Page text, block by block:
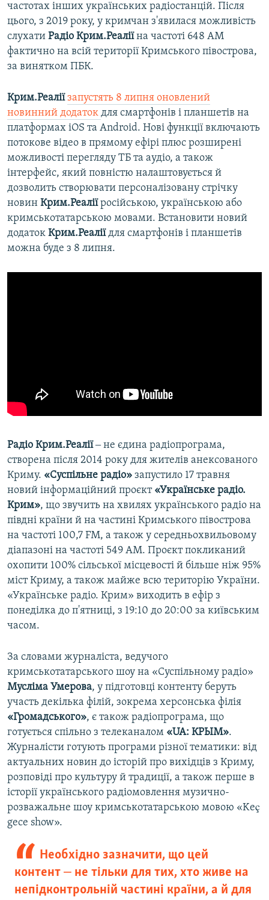
частотах інших українських радіостанцій. Після
цього, з 2019 року, у кримчан з'явилася можливість
слухати Радіо Крим.Реаліїна частоті 648 АМ
фактично на всій території Кримського півострова,
за винятком ПБК.
Крим.Реалії запустять 8 липня оновлений
новинний додаток для смартфонів і планшетів на
платформах iOS та Android. Нові функції включають
потокове відео в прямому ефірі плюс розширені
можливості перегляду ТБ та аудіо, а також
інтерфейс, який повністю налаштовується й
дозволить створювати персоналізовану стрічку
новин Крим.Реаліїросійською, українською або
кримськотатарською мовами. Встановити новий
додаток Крим.Реаліїдля смартфонів і планшетів
можна буде з 8 липня.
Радіо Крим.Реалії‒ не єдина радіопрограма,
створена після 2014 року для жителів анексованого
Криму. «Суспільне радіо» запустило 17 травня
новий інформаційний проєкт «Українське радіо.
Крим», що звучить на хвилях українського радіо на
півдні країни й на частині Кримського півострова
на частоті 100,7 FM, а також у середньохвильовому
діапазоні на частоті 549 АМ. Проєкт покликаний
охопити 100% сільської місцевості й більше ніж 95%
міст Криму, а також майже всю територію України.
«Українське радіо. Крим» виходить в ефір з
понеділка до п'ятниці, з 19:10 до 20:00 за київським
часом.
За словами журналіста, ведучого
кримськотатарського шоу на «Суспільному радіо»
Мусліма Умерова, у підготовці контенту беруть
участь декілька філій, зокрема херсонська філія
«Громадського», є також радіопрограма, що
готується спільно з телеканалом «UA: КРЫМ».
Журналісти готують програми різної тематики: від
актуальних новин до історій про вихідців з Криму,
розповіді про культуру й традиції, а також перше в
історії українського радіомовлення музично-
розважальне шоу кримськотатарською мовою «Keç
gece show».
Необхідно зазначити, що цей
контент ‒ не тільки для тих, хто живе на
непідконтрольній частині країни, а й для